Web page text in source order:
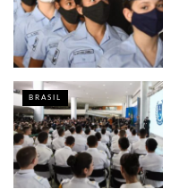
BRASIL